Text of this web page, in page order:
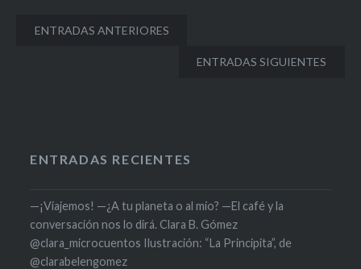
Navegación
ENTRADAS ANTERIORES
ENTRADAS SIGUIENTES
ENTRADAS RECIENTES
—¡Viajemos! —¿A tu planeta o al mío? —El café y la
conversación nos lo dirá. Clara B. Gómez
@clara_microcuentos Ilustración: “La Principita”, de
@clarabelengomez